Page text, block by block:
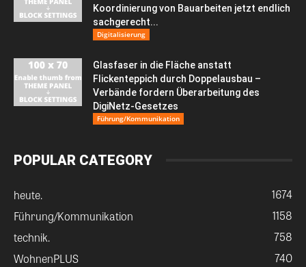
Koordinierung von Bauarbeiten jetzt endlich
sachgerecht...
Digitalisierung
Glasfaser in die Fläche anstatt
Flickenteppich durch Doppelausbau –
Verbände fordern Überarbeitung des
DigiNetz-Gesetzes
Führung/Kommunikation
POPULAR CATEGORY
heute.
1674
Führung/Kommunikation
1158
technik.
758
WohnenPLUS
740